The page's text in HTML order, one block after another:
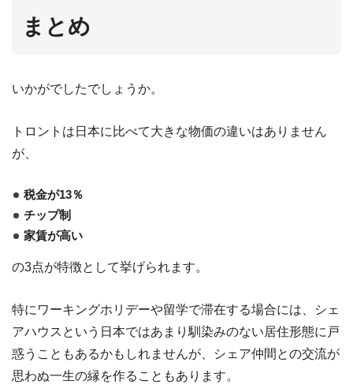
まとめ
いかがでしたでしょうか。
トロントは日本に比べて大きな物価の違いはありません
が、
税金が13％
チップ制
家賃が高い
の3点が特徴として挙げられます。
特にワーキングホリデーや留学で滞在する場合には、シェ
アハウスという日本ではあまり馴染みのない居住形態に戸
惑うこともあるかもしれませんが、シェア仲間との交流が
思わぬ一生の縁を作ることもあります。